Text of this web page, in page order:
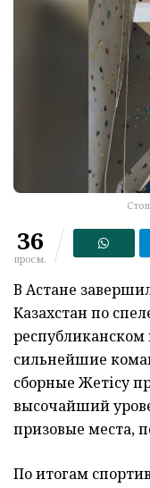
36
просм.
В Астане
Казахстан по
республиканском
сильнейшие
сборные Жетісу
высочайший
призовые места,
По итогам